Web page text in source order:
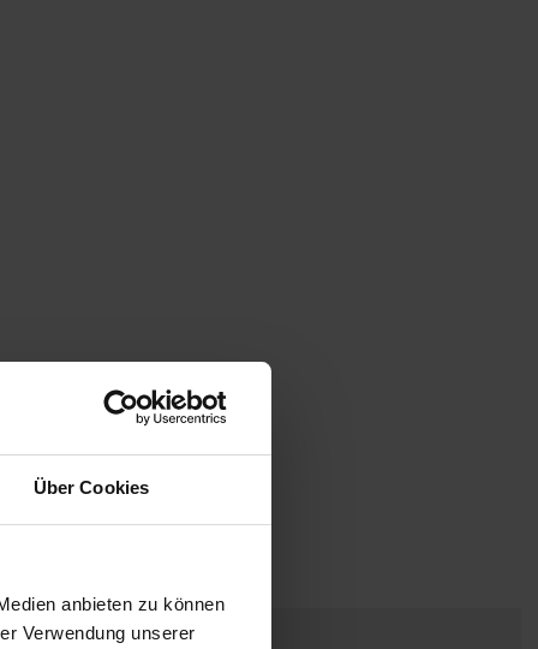
Über Cookies
anbieten zu können
Verwendung unserer